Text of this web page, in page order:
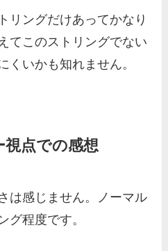
リングだけあってかなり
てこのストリングでない
くいかも知れません。
点での感想
は感じません。ノーマル
グ程度です。